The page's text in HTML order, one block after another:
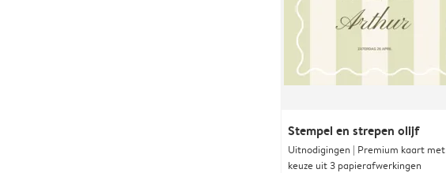
Stempel en strepen olijf
Uitnodigingen | Premium kaart met
keuze uit 3 papierafwerkingen